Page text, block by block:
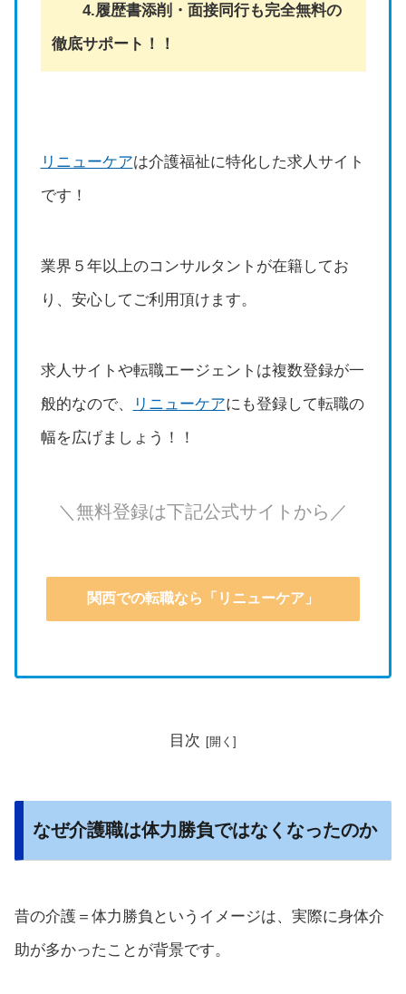
4.履歴書添削・面接同行も完全無料の
徹底サポート！！
リニューケアは介護福祉に特化した求人サイト
です！
業界５年以上のコンサルタントが在籍してお
り、安心してご利用頂けます。
求人サイトや転職エージェントは複数登録が一
般的なので、
リニューケアにも登録して転職の
幅を広げましょう！！
＼無料登録は下記公式サイトから／
関西での転職なら「リニューケア」
目次
なぜ介護職は体力勝負ではなくなったのか
昔の介護＝体力勝負というイメージは、実際に身体介
助が多かったことが背景です。